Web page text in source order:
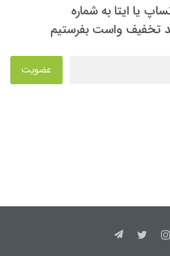
یا ایتا به شماره
عضویت